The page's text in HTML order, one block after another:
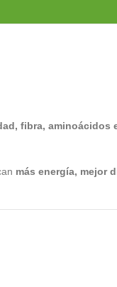
fibra, aminoácidos
más energía, mejor